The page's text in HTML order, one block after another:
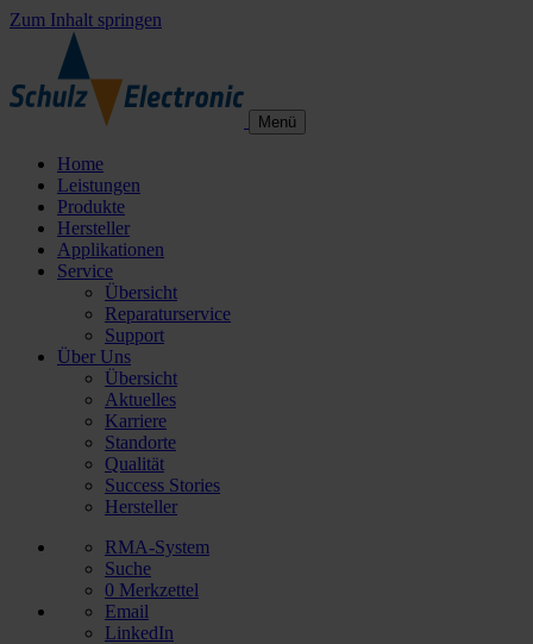
Zum Inhalt springen
Menü
Home
Leistungen
Produkte
Hersteller
Applikationen
Service
Übersicht
Reparaturservice
Support
Über Uns
Übersicht
Aktuelles
Karriere
Standorte
Qualität
Success Stories
Hersteller
RMA-System
Suche
0 Merkzettel
Email
LinkedIn